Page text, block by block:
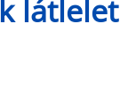
látlelet